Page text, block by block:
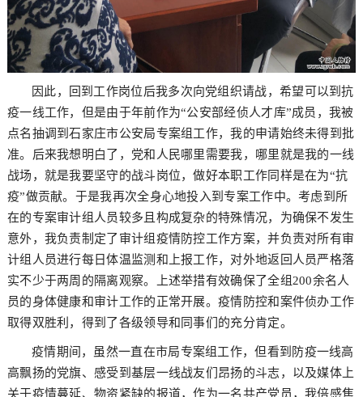
因此，回到工作岗位后我多次向党组织请战，希望可以到抗
疫一线工作，但是由于年前作为“公安部经侦人才库”成员，我被
点名抽调到石家庄市公安局专案组工作，我的申请始终未得到批
准。后来我想明白了，党和人民哪里需要我，哪里就是我的一线
战场，就是我要坚守的战斗岗位，做好本职工作同样是在为“抗
疫”做贡献。于是我再次全身心地投入到专案工作中。考虑到所
在的专案审计组人员较多且构成复杂的特殊情况，为确保不发生
意外，我负责制定了审计组疫情防控工作方案，并负责对所有审
计组人员进行每日体温监测和上报工作，对外地返回人员严格落
实不少于两周的隔离观察。上述举措有效确保了全组200余名人
员的身体健康和审计工作的正常开展。疫情防控和案件侦办工作
取得双胜利，得到了各级领导和同事们的充分肯定。
疫情期间，虽然一直在市局专案组工作，但看到防疫一线高
高飘扬的党旗、感受到基层一线战友们昂扬的斗志，以及媒体上
关于疫情蔓延、物资紧缺的报道，作为一名共产党员，我倍感焦